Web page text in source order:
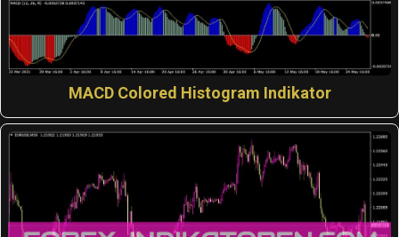
MACD Colored Histogram Indikator